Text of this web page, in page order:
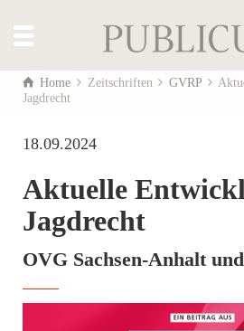
Home Zeitschriften GVRP
Jagdrecht
18.09.2024
Aktuelle
Jagdrecht
OVG Sachsen-Anhalt